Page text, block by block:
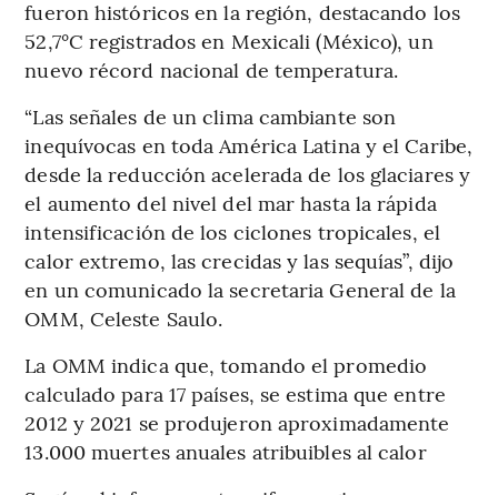
fueron históricos en la región, destacando los
52,7°C registrados en Mexicali (México), un
nuevo récord nacional de temperatura.
“Las señales de un clima cambiante son
inequívocas en toda América Latina y el Caribe,
desde la reducción acelerada de los glaciares y
el aumento del nivel del mar hasta la rápida
intensificación de los ciclones tropicales, el
calor extremo, las crecidas y las sequías”, dijo
en un comunicado la secretaria General de la
OMM, Celeste Saulo.
La OMM indica que, tomando el promedio
calculado para 17 países, se estima que entre
2012 y 2021 se produjeron aproximadamente
13.000 muertes anuales atribuibles al calor